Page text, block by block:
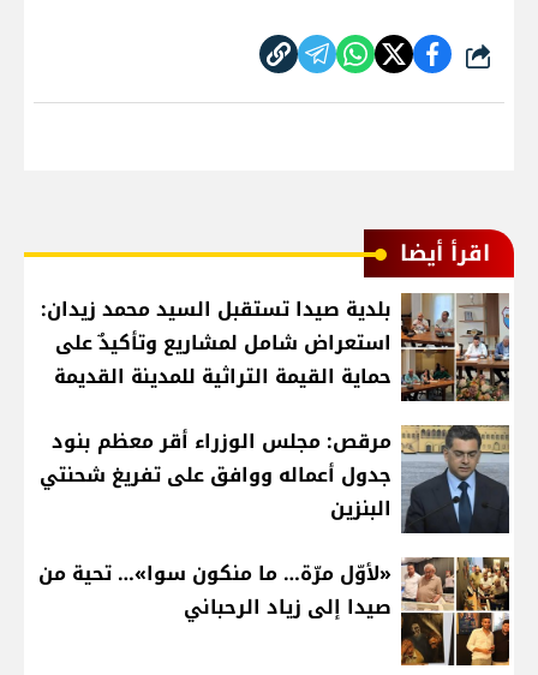
شارك
اقرأ أيضا
بلدية صيدا تستقبل السيد محمد زيدان:
استعراض شامل لمشاريع وتأكيدٌ على
حماية القيمة التراثية للمدينة القديمة
مرقص: مجلس الوزراء أقر معظم بنود
جدول أعماله ووافق على تفريغ شحنتي
البنزين
«لأوّل مرّة… ما منكون سوا»… تحية من
صيدا إلى زياد الرحباني